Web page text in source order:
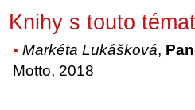
Knihy s touto
Markéta Lukášková,
Motto, 2018